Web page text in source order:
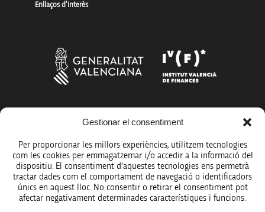
Gestionar el consentiment
Per proporcionar les millors experiències, utilitzem tecnologies
com les cookies per emmagatzemar i/o accedir a la informació del
dispositiu. El consentiment d'aquestes tecnologies ens permetrà
tractar dades com el comportament de navegació o identificadors
únics en aquest lloc. No consentir o retirar el consentiment pot
afectar negativament determinades característiques i funcions.
Enllaços d’interès
Més organismes de suport a la innovació
Avís legal